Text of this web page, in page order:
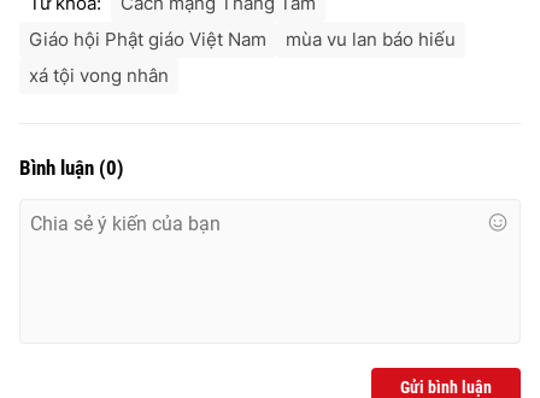
Giáo hội Phật giáo Việt Nam
mùa vu lan báo hiếu
xá tội vong nhân
Bình luận (0)
Gửi bình luận